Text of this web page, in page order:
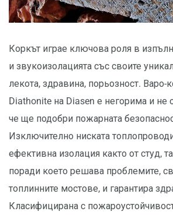
Коркът играе ключова роля в
и звукоизолацията със своите
лекота, здравина, порьозност. Варо-
Diathonite на Diasen е негорима и не
че ще подобри пожарната
Изключително ниската
ефективна изолация както от студ,
поради което решава проблемите,
топлинните мостове, и гарантира
Класифицирана с